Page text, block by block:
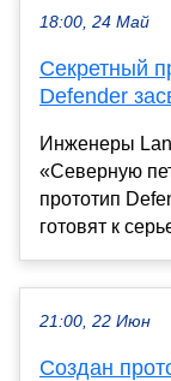
18:00, 24 Май
Секретный
Defender
Инженеры
«Северную
прототип
готовят к
21:00, 22 Июн
Создан